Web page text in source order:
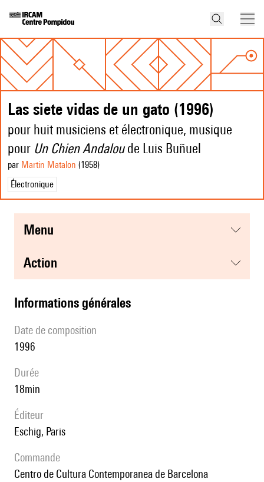
Las siete vidas de un gato (1996)
pour huit musiciens et électronique, musique
pour Un Chien Andaloude Luis Buñuel
par Martin Matalon (1958)
Électronique
menu
action
informations générales
date de composition
1996
durée
18min
éditeur
Eschig, Paris
Commande
Centro de Cultura Contemporanea de Barcelona